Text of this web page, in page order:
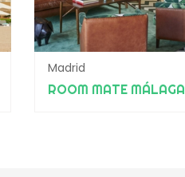
Madrid
ROOM MATE MÁLAGA